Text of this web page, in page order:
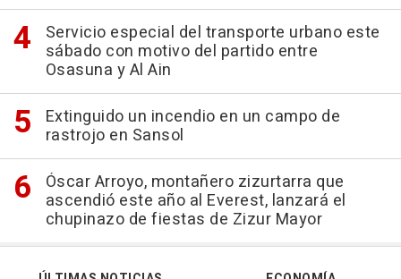
Servicio especial del transporte urbano este
sábado con motivo del partido entre
Osasuna y Al Ain
Extinguido un incendio en un campo de
rastrojo en Sansol
Óscar Arroyo, montañero zizurtarra que
ascendió este año al Everest, lanzará el
chupinazo de fiestas de Zizur Mayor